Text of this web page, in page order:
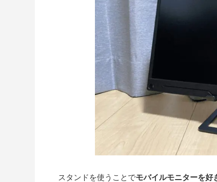
スタンドを使うことでモバイルモニターを好